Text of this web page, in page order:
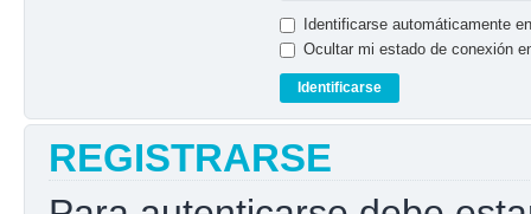
Identificarse automáticamente
Ocultar mi estado de conexión
REGISTRARSE